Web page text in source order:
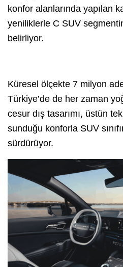
konfor alanlarında yapılan
yeniliklerle C SUV
belirliyor.
Küresel ölçekte 7 milyon
Türkiye’de de her zaman
cesur dış tasarımı, üstün
sunduğu konforla SUV
sürdürüyor.